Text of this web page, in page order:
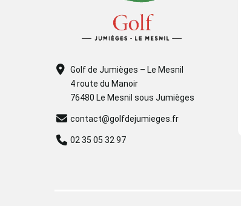
Golf de Jumièges – Le Mesnil
4 route du Manoir
76480 Le Mesnil sous Jumièges
contact@golfdejumieges.fr
02 35 05 32 97